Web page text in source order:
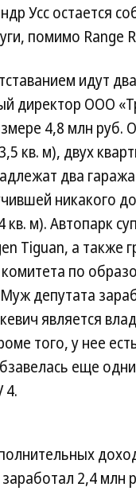
Усс остается
помимо Range
идут
директор ООО
4,8 млн руб.
кв. м), двух
два
никакого
м). Автопарк
Tiguan, а также
по
депутата
является
того, у нее
еще
4.
2,4